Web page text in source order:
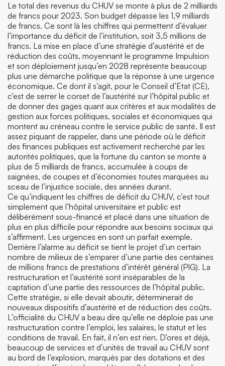
Le total des revenus du CHUV se monte à plus de 2 milliards
de francs pour 2023. Son budget dépasse les 1,9 milliards
de francs. Ce sont là les chiffres qui permettent d’évaluer
l’importance du déficit de l’institution, soit 3,5 millions de
francs. La mise en place d’une stratégie d’austérité et de
réduction des coûts, moyennant le programme Impulsion
et son déploiement jusqu’en 2028 représente beaucoup
plus une démarche politique que la réponse à une urgence
économique. Ce dont il s’agit, pour le Conseil d’Etat (CE),
c’est de serrer le corset de l’austérité sur l’hôpital public et
de donner des gages quant aux critères et aux modalités de
gestion aux forces politiques, sociales et économiques qui
montent au créneau contre le service public de santé. Il est
assez piquant de rappeler, dans une période où le déficit
des finances publiques est activement recherché par les
autorités politiques, que la fortune du canton se monte à
plus de 5 milliards de francs, accumulée à coups de
saignées, de coupes et d’économies toutes marquées au
sceau de l’injustice sociale, des années durant.
Ce qu’indiquent les chiffres de déficit du CHUV, c’est tout
simplement que l’hôpital universitaire et public est
délibérément sous-financé et placé dans une situation de
plus en plus difficile pour répondre aux besoins sociaux qui
s’affirment. Les urgences en sont un parfait exemple.
Derrière l’alarme au déficit se tient le projet d’un certain
nombre de milieux de s’emparer d’une partie des centaines
de millions francs de prestations d’intérêt général (PIG). La
restructuration et l’austérité sont inséparables de la
captation d’une partie des ressources de l’hôpital public.
Cette stratégie, si elle devait aboutir, déterminerait de
nouveaux dispositifs d’austérité et de réduction des coûts.
L’officialité du CHUV a beau dire qu’elle ne déploie pas une
restructuration contre l’emploi, les salaires, le statut et les
conditions de travail. En fait, il n’en est rien. D’ores et déjà,
beaucoup de services et d’unités de travail au CHUV sont
au bord de l’explosion, marqués par des dotations et des